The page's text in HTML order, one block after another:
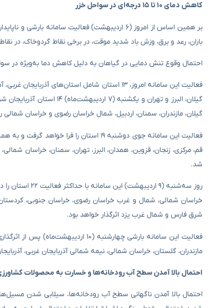
کاهش دمای ۱۰ تا ۱۵ درجه‌ای در سواحل خزر
باران، رعد و برق، وزش باد شدید موقت، در برخی نقاط گردوخاک، در
احتمال وقوع تنش دمایی در گیاهان به دلیل کاهش دما به‌ویژه در سواحل دریای خزر، اردبیل
فعالیت این سامانه امروز، ۱۳ استان شامل
گیلان، البرز و تهران و
گیلان، مازندران، سمنان، اردبیل، شمال خراسان رضوی و خراسان شمالی
فعالیت این سامانه جوی دوشنبه ۱۹ استان
قم، مرکزی، زنجان، قزوین، همدان، البرز، تهران، سمنان، خراسان
شد.
روز سه‌شنبه (۹
خراسان شمالی، شمال و غرب خراسان رضوی، خراسان جنوبی، کردستان،
شرق فارس و شمال غرب یزد اثرگذار خواهد بود.
مازندران، گلستان، خراسان شمالی، نیمه شمالی آذربایجان غربی،
احتمال بالا آمدن سطح آب رودخانه‌ها و خسارت به محصولات
احتمال بالا آمدن ناگهانی سطح آب رودخانه‌ها، سیلابی شدن